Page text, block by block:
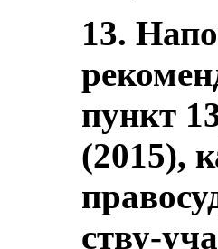
13.
пункт
(2015),
ству-